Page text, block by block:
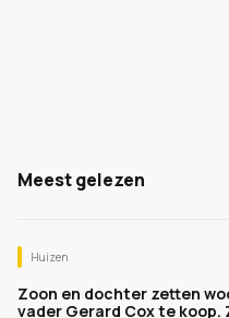
Meest gelezen
Huizen
Zoon en dochter zetten
vader Gerard Cox te koop.